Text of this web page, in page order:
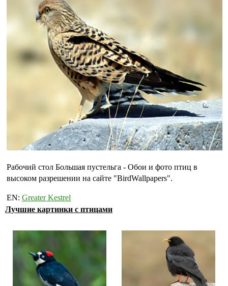
Рабочий стол Большая пустельга - Обои и фото птиц в
высоком разрешении на сайте "BirdWallpapers".
EN: Greater Kestrel
Лучшие картинки с птицами